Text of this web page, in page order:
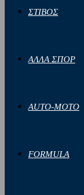
ΣΤΙΒΟΣ
ΑΛΛΑ ΣΠΟΡ
AUTO-MOTO
FORMULA